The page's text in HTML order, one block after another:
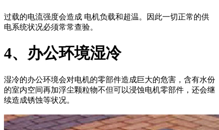
过载的电流强度会造成 电机负载和超温。因此一切正常的供
电系统状况必须常常查验。
4、办公环境湿冷
湿冷的办公环境会对电机的零部件造成巨大的危害，含有水份
的室内空间再加浮尘颗粒物不但可以浸蚀电机零部件，还会继
续造成锈蚀等状况。